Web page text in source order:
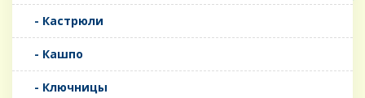
- Кастрюли
- Кашпо
- Ключницы